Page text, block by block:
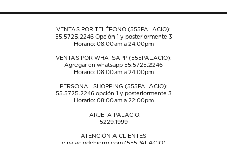
envío.envío.envío.envío.envío.
VENTAS POR TELÉFONO (555PALACIO):
55.5725.2246Opción 1 y posteriormente 3
Horario: 08:00am a 24:00pm
VENTAS POR WHATSAPP (555PALACIO):
Agregar en whatsapp 55.5725.2246
Horario: 08:00am a 24:00pm
PERSONAL SHOPPING (555PALACIO):
55.5725.2246opción 1 y posteriormente 3
Horario: 08:00am a 22:00pm
TARJETA PALACIO:
5229.1999
ATENCIÓN A CLIENTES